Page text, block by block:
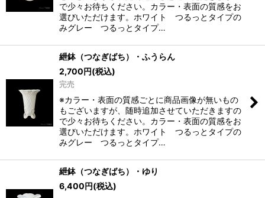
で少々お待ちください。カラー・表面の質感をお
選びいただけます。ホワイト つるっとタイプの
みグレー つるっとタイプ…
紲鉢（つなぎばち）・ふうらん
2,700円(税込)
完売
※カラー・表面の質感ごとに商品画像が無いもの
もございますが、随時追加させていただきますの
で少々お待ちください。カラー・表面の質感をお
選びいただけます。ホワイト つるっとタイプの
みグレー つるっとタイプ…
紲鉢（つなぎばち）・ゆり
6,400円(税込)